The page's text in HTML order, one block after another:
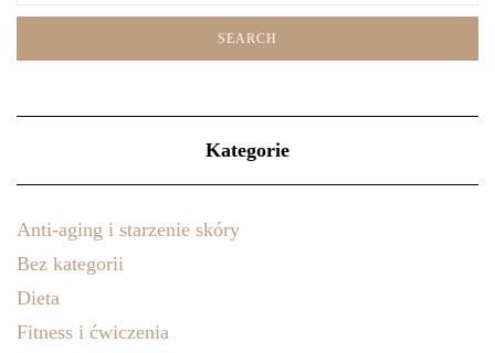
Kategorie
Anti-aging i starzenie skóry
Bez kategorii
Dieta
Fitness i ćwiczenia